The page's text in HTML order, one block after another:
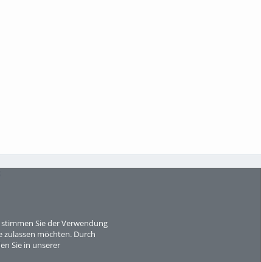
Sie der Verwendung
zulassen möchten. Durch
Sie in unserer